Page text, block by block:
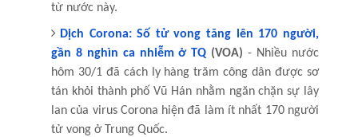
từ nước này.
Dịch Corona: Số tử vong tăng lên 170 người,
gần 8 nghìn ca nhiễm ở TQ (VOA) - Nhiều nước
hôm 30/1 đã cách ly hàng trăm công dân được sơ
tán khỏi thành phố Vũ Hán nhằm ngăn chặn sự lây
lan của virus Corona hiện đã làm ít nhất 170 người
tử vong ở Trung Quốc.